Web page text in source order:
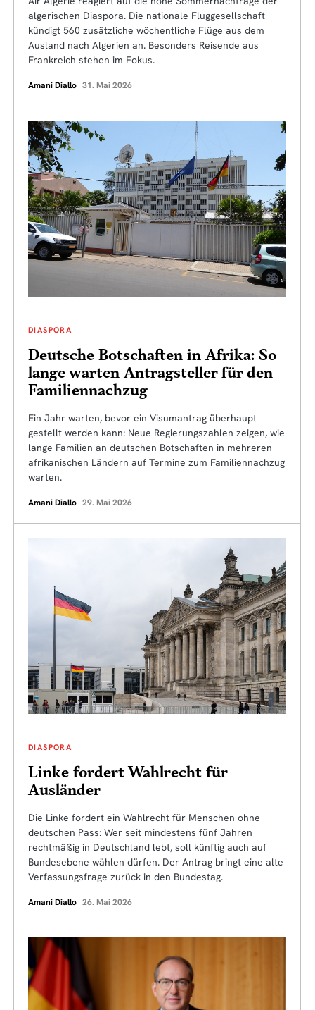
algerischen Diaspora. Die nationale Fluggesellschaft
kündigt 560 zusätzliche wöchentliche Flüge aus dem
Ausland nach Algerien an. Besonders Reisende aus
Frankreich stehen im Fokus.
Amani Diallo 31. Mai 2026
DIASPORA
Deutsche Botschaften in Afrika: So
lange warten Antragsteller für den
Familiennachzug
Ein Jahr warten, bevor ein Visumantrag überhaupt
gestellt werden kann: Neue Regierungszahlen zeigen, wie
lange Familien an deutschen Botschaften in mehreren
afrikanischen Ländern auf Termine zum Familiennachzug
warten.
Amani Diallo 29. Mai 2026
DIASPORA
Linke fordert Wahlrecht für
Ausländer
Die Linke fordert ein Wahlrecht für Menschen ohne
deutschen Pass: Wer seit mindestens fünf Jahren
rechtmäßig in Deutschland lebt, soll künftig auch auf
Bundesebene wählen dürfen. Der Antrag bringt eine alte
Verfassungsfrage zurück in den Bundestag.
Amani Diallo 26. Mai 2026